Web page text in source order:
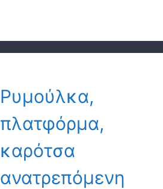
Ρυμούλκα,
πλατφόρμα,
καρότσα
ανατρεπόμενη